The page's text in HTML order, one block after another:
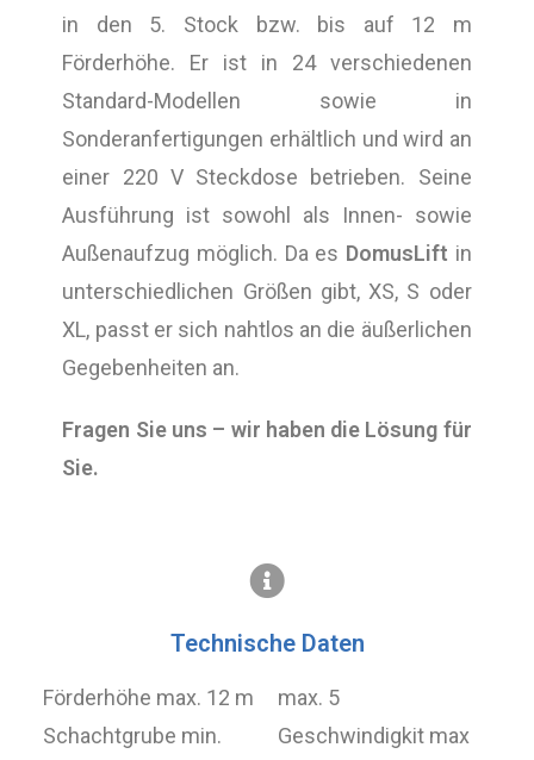
in den 5. Stock bzw. bis auf 12 m
Förderhöhe. Er ist in 24 verschiedenen
Standard-Modellen sowie in
Sonderanfertigungen erhältlich und wird an
einer 220 V Steckdose betrieben. Seine
Ausführung ist sowohl als Innen- sowie
Außenaufzug möglich. Da es DomusLift in
unterschiedlichen Größen gibt, XS, S oder
XL, passt er sich nahtlos an die äußerlichen
Gegebenheiten an.
Fragen Sie uns – wir haben die Lösung für
Sie.
Technische Daten
Förderhöhe max. 12 m
Schachtgrube min.
max. 5
Geschwindigkit max